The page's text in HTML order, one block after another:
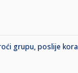
grupu, poslije